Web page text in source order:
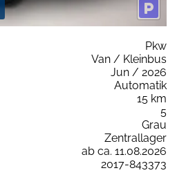
Pkw
Van / Kleinbus
Jun / 2026
Automatik
15 km
5
Grau
Zentrallager
ab ca. 11.08.2026
2017-843373